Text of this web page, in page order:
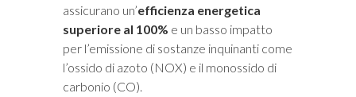
assicurano un’efficienza energetica
superiore al 100% e un basso impatto
per l’emissione di sostanze inquinanti come
l’ossido di azoto (NOX) e il monossido di
carbonio (CO).